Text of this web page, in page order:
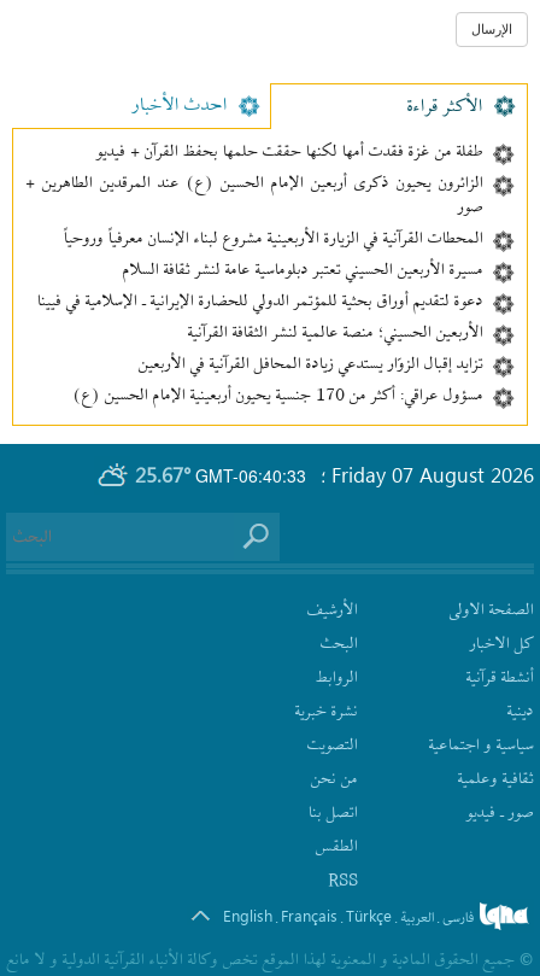
الأکثر قراءة احدث الأخبار
طفلة من غزة فقدت أمها لكنها حققت حلمها بحفظ القرآن + فيديو
الزائرون يحيون ذكرى أربعين الإمام الحسين (ع) عند المرقدين الطاهرين +
صور
المحطات القرآنية في الزيارة الأربعينية مشروع لبناء الإنسان معرفیاً وروحياً
مسيرة الأربعين الحسيني تعتبر دبلوماسية عامة لنشر ثقافة السلام
دعوة لتقديم أوراق بحثية للمؤتمر الدولي للحضارة الإيرانية ـ الإسلامية في فيينا
الأربعين الحسيني؛ منصة عالمية لنشر الثقافة القرآنية
تزايد إقبال الزوّار يستدعي زيادة المحافل القرآنية في الأربعين
مسؤول عراقي: أكثر من 170 جنسية يحيون أربعينية الإمام الحسين (ع)
GMT-06:40:33
25.67° Friday 07 August 2026 ؛
الصفحة الاولى
كل الاخبار
أنشطة قرآنیة
دينية
سیاسیة و اجتماعیة
ثقافیة وعلمیة
صور ـ فيديو
الأرشیف
البحث
الروابط
نشرة‌ خبریة
التصويت
من نحن
اتصل بنا
الطقس
RSS
فارسی. العربیة .
Türkçe
.
Français
.
English
© جمیع الحقوق المادیة و المعنویة لهذا الموقع تخص وکالة الأنباء القرآنیة الدولیة و لا مانع